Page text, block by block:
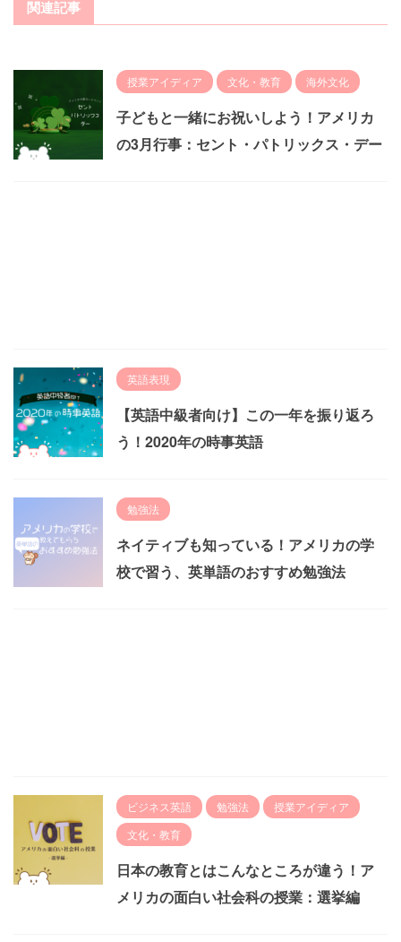
関連記事
授業アイディア 文化・教育 海外文化
子どもと一緒にお祝いしよう！アメリカ
の3月行事：セント・パトリックス・デー
英語表現
【英語中級者向け】この一年を振り返ろ
う！2020年の時事英語
勉強法
ネイティブも知っている！アメリカの学
校で習う、英単語のおすすめ勉強法
ビジネス英語 勉強法
授業アイディア
文化・教育
日本の教育とはこんなところが違う！ア
メリカの面白い社会科の授業：選挙編